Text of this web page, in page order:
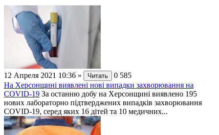
12 Апреля 2021 10:36 » Читать 0 585
На Херсонщині виявлені нові випадки захворювання на
СОVID-19 За останню добу на Херсонщині виявлено 195
нових лабораторно підтверджених випадків захворювання
СОVID-19, серед яких 16 дітей та 10 медичних...